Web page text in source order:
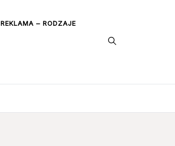
REKLAMA – RODZAJE